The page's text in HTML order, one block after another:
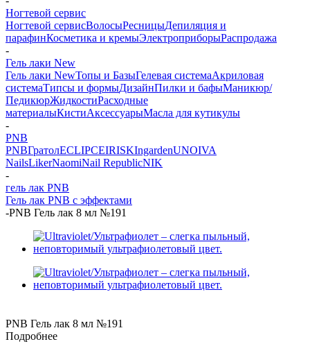
Ногтевой сервис
Ногтевой сервисВолосыРесницыДепиляция и
парафинКосметика и кремыЭлектроприборыРаспродажа
-
Гель лаки New
Гель лаки NewТопы и БазыГелевая системаАкриловая
системаТипсы и формыДизайнПилки и бафыМаникюр/
ПедикюрЖидкостиРасходные
материалыКистиАксессуарыМасла для кутикулы
-
PNB
PNBГратолECLIPCEIRISKIngardenUNOIVA
NailsLikerNaomiNail RepublicNIK
-
гель лак PNB
Гель лак PNB с эффектами
-PNB Гель лак 8 мл №191
PNB Гель лак 8 мл №191
Подробнее